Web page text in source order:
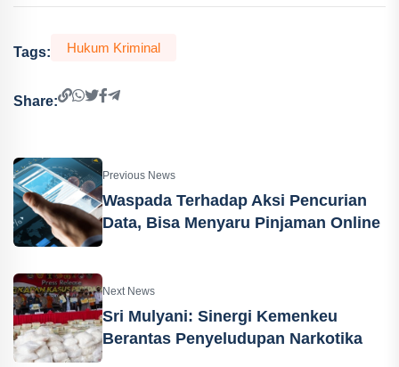
Tags: Hukum Kriminal
Share:
Previous News
Waspada Terhadap Aksi Pencurian
Data, Bisa Menyaru Pinjaman Online
Next News
Sri Mulyani: Sinergi Kemenkeu
Berantas Penyeludupan Narkotika